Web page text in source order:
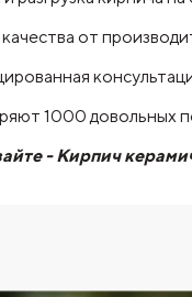
от
1000 довольных
- Кирпич